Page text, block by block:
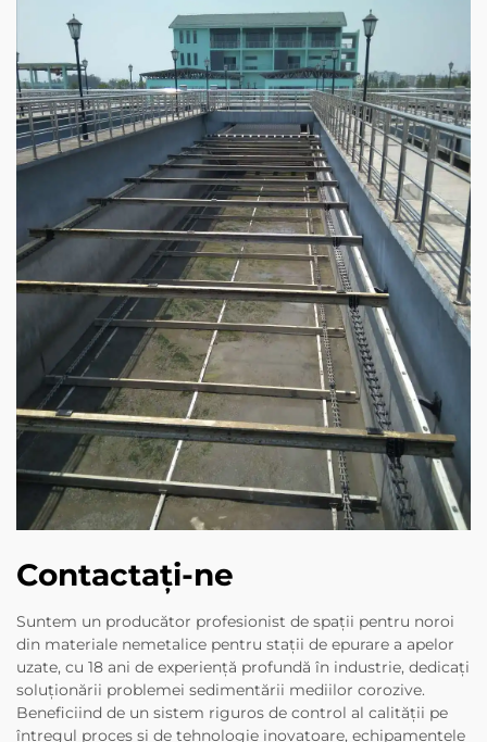
Contactați-ne
Suntem un producător profesionist de spații pentru noroi
din materiale nemetalice pentru stații de epurare a apelor
uzate, cu 18 ani de experiență profundă în industrie, dedicați
soluționării problemei sedimentării mediilor corozive.
Beneficiind de un sistem riguros de control al calității pe
întregul proces și de tehnologie inovatoare, echipamentele